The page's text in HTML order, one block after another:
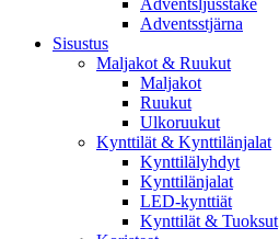
Adventsljusstake
Adventsstjärna
Sisustus
Maljakot & Ruukut
Maljakot
Ruukut
Ulkoruukut
Kynttilät & Kynttilänjalat
Kynttilälyhdyt
Kynttilänjalat
LED-kynttiät
Kynttilät & Tuoksut